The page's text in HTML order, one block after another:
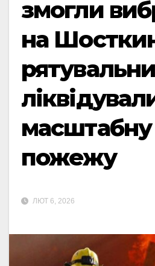
змогли
на
масштабну
пожежу
ЛЮТ 6, 2026